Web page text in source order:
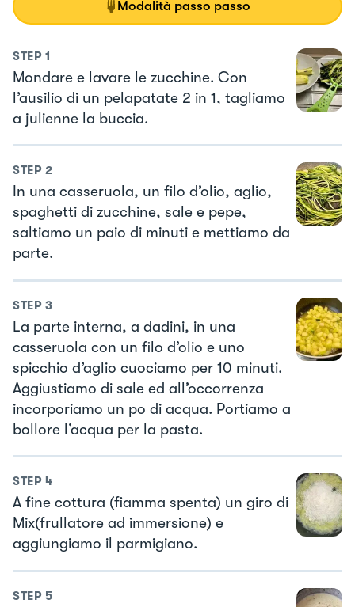
Modalità passo passo
STEP 1
Mondare e lavare le zucchine. Con
l’ausilio di un pelapatate 2 in 1, tagliamo
a julienne la buccia.
STEP 2
In una casseruola, un filo d’olio, aglio,
spaghetti di zucchine, sale e pepe,
saltiamo un paio di minuti e mettiamo da
parte.
STEP 3
La parte interna, a dadini, in una
casseruola con un filo d’olio e uno
spicchio d’aglio cuociamo per 10 minuti.
Aggiustiamo di sale ed all’occorrenza
incorporiamo un po di acqua. Portiamo a
bollore l’acqua per la pasta.
STEP 4
A fine cottura (fiamma spenta) un giro di
Mix(frullatore ad immersione) e
aggiungiamo il parmigiano.
STEP 5